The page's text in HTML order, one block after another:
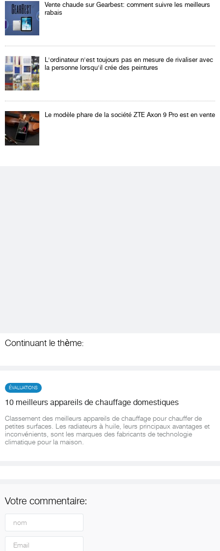
Vente chaude sur Gearbest: comment suivre les meilleurs
rabais
L'ordinateur n'est toujours pas en mesure de rivaliser avec
la personne lorsqu'il crée des peintures
Le modèle phare de la société ZTE Axon 9 Pro est en vente
Continuant le thème:
ÉVALUATIONS
10 meilleurs appareils de chauffage domestiques
Classement des meilleurs appareils de chauffage pour chauffer de
petites surfaces. Les radiateurs à huile, leurs principaux avantages et
inconvénients, sont les marques des fabricants de technologie
climatique pour la maison.
Votre commentaire: